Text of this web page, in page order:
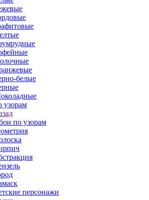
белые
узорам
по узорам
персонажи